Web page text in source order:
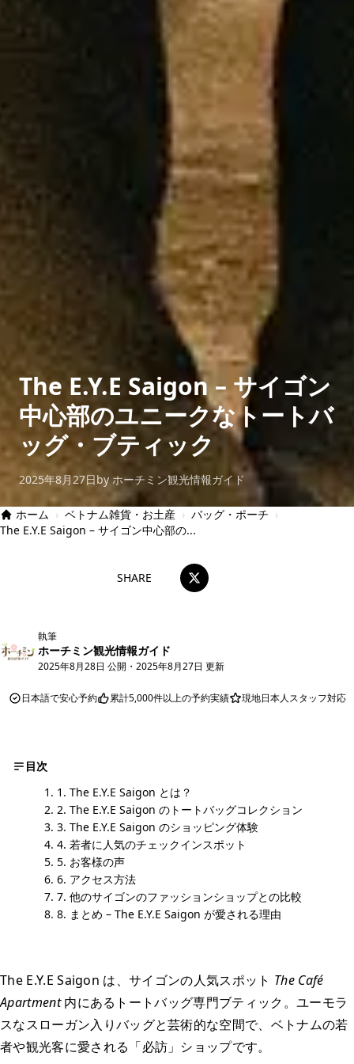
The E.Y.E Saigon – サイゴン
中心部のユニークなトートバ
ッグ・ブティック
2025年8月27日by ホーチミン観光情報ガイド
ホーム › ベトナム雑貨・お土産 › バッグ・ポーチ ›
The E.Y.E Saigon – サイゴン中心部の...
SHARE
執筆
ホーチミン観光情報ガイド
2025年8月28日 公開 ・ 2025年8月27日 更新
日本語で安心予約 累計5,000件以上の予約実績 現地日本人スタッフ対応
目次
1. The E.Y.E Saigon とは？
2. The E.Y.E Saigon のトートバッグコレクション
3. The E.Y.E Saigon のショッピング体験
4. 若者に人気のチェックインスポット
5. お客様の声
6. アクセス方法
7. 他のサイゴンのファッションショップとの比較
8. まとめ – The E.Y.E Saigon が愛される理由
The E.Y.E Saigon は、サイゴンの人気スポット The Café
Apartment内にあるトートバッグ専門ブティック。ユーモラ
スなスローガン入りバッグと芸術的な空間で、ベトナムの若
者や観光客に愛される「必訪」ショップです。